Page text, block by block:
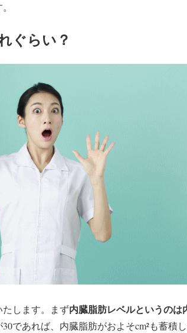
ぐらい？
します。まず内臓脂肪レベルというのは
であれば、内臓脂肪がおよそcm²も蓄積